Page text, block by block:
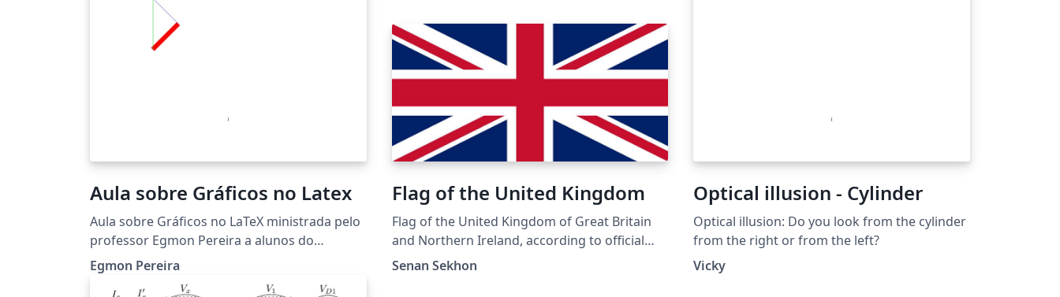
Aula sobre Gráficos no Latex
Aula sobre Gráficos no LaTeX ministrada pelo
professor Egmon Pereira a alunos do
primeiro período de Eng. da Computação do
Cefet-MG Unidade de Timóteo.
Egmon Pereira
Flag of the United Kingdom
Flag of the United Kingdom of Great Britain
and Northern Ireland, according to official
government specifications
Senan Sekhon
Optical illusion - Cylinder
Optical illusion: Do you look from the cylinder
from the right or from the left?
Vicky